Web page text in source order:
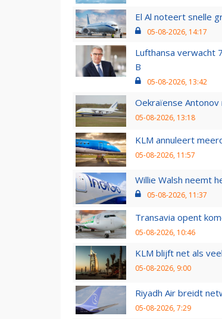
El Al noteert snelle
05-08-2026, 14:17
Lufthansa verwacht
B
05-08-2026, 13:42
Oekraïense Antonov
05-08-2026, 13:18
KLM annuleert
05-08-2026, 11:57
Willie Walsh neemt
05-08-2026, 11:37
Transavia opent
05-08-2026, 10:46
KLM blijft net als
05-08-2026, 9:00
Riyadh Air breidt
05-08-2026, 7:29